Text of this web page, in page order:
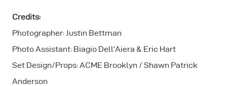
Credits:
Photographer: Justin Bettman
Photo Assistant: Biagio Dell’Aiera & Eric Hart
Set Design/Props: ACME Brooklyn / Shawn Patrick
Anderson